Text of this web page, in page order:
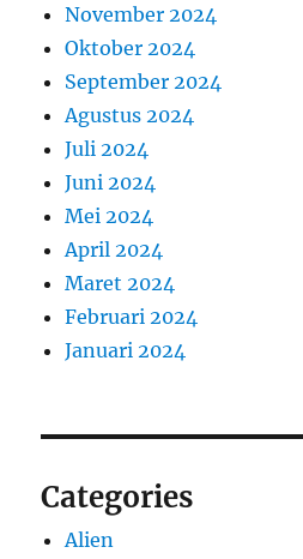
November 2024
Oktober 2024
September 2024
Agustus 2024
Juli 2024
Juni 2024
Mei 2024
April 2024
Maret 2024
Februari 2024
Januari 2024
Categories
Alien